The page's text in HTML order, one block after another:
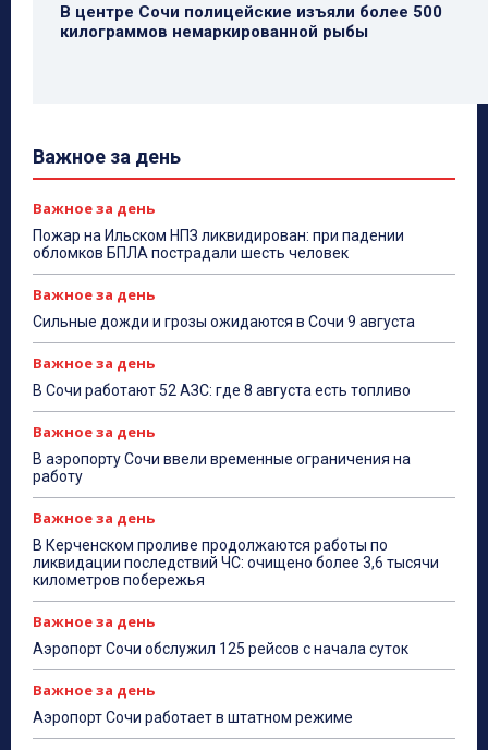
В центре Сочи полицейские изъяли более 500
килограммов немаркированной рыбы
Важное за день
Важное за день
Пожар на Ильском НПЗ ликвидирован: при падении
обломков БПЛА пострадали шесть человек
Важное за день
Сильные дожди и грозы ожидаются в Сочи 9 августа
Важное за день
В Сочи работают 52 АЗС: где 8 августа есть топливо
Важное за день
В аэропорту Сочи ввели временные ограничения на
работу
Важное за день
В Керченском проливе продолжаются работы по
ликвидации последствий ЧС: очищено более 3,6 тысячи
километров побережья
Важное за день
Аэропорт Сочи обслужил 125 рейсов с начала суток
Важное за день
Аэропорт Сочи работает в штатном режиме